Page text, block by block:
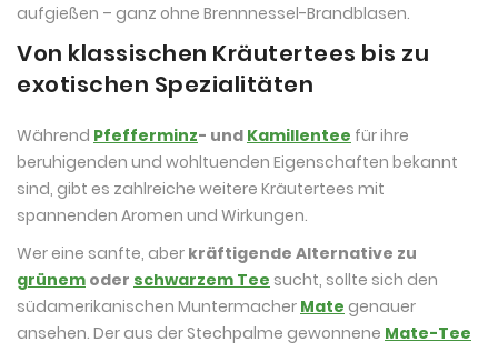
aufgießen – ganz ohne Brennnessel-Brandblasen.
Von klassischen Kräutertees bis zu
exotischen Spezialitäten
Während Pfefferminz- und Kamillentee für ihre
beruhigenden und wohltuenden Eigenschaften bekannt
sind, gibt es zahlreiche weitere Kräutertees mit
spannenden Aromen und Wirkungen.
Wer eine sanfte, aber kräftigende Alternative zu
grünem oder schwarzem Tee sucht, sollte sich den
südamerikanischen Muntermacher Mate genauer
ansehen. Der aus der Stechpalme gewonnene Mate-Tee